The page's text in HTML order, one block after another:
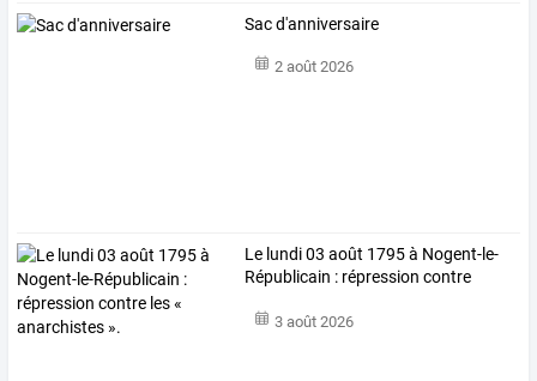
Sac d'anniversaire
2 août 2026
Le lundi03 août 1795à Nogent-le-
Républicain : répression contre
3 août 2026